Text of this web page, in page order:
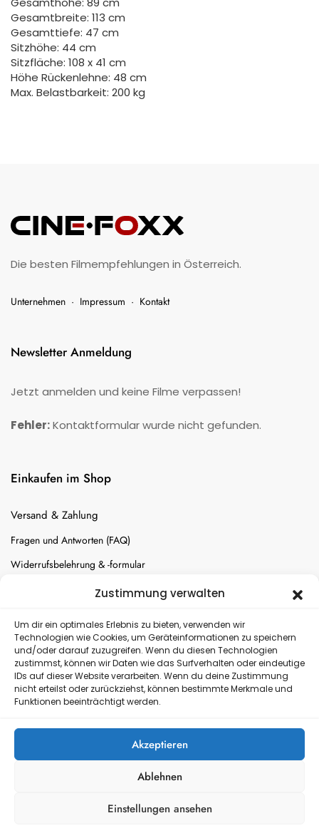
Zustimmung verwalten
Um dir ein optimales Erlebnis zu bieten, verwenden wir
Technologien wie Cookies, um Geräteinformationen zu speichern
und/oder darauf zuzugreifen. Wenn du diesen Technologien
zustimmst, können wir Daten wie das Surfverhalten oder eindeutige
IDs auf dieser Website verarbeiten. Wenn du deine Zustimmung
nicht erteilst oder zurückziehst, können bestimmte Merkmale und
Funktionen beeinträchtigt werden.
Akzeptieren
Ablehnen
Einstellungen ansehen
Gesamtbreite: 113 cm
Gesamttiefe: 47 cm
Sitzhöhe: 44 cm
Sitzfläche: 108 x 41 cm
Höhe Rückenlehne: 48 cm
Max. Belastbarkeit: 200 kg
Die besten Filmempfehlungen in Österreich.
Unternehmen · Impressum · Kontakt
Newsletter Anmeldung
Jetzt anmelden und keine Filme verpassen!
Fehler:Kontaktformular wurde nicht gefunden.
Einkaufen im Shop
Versand & Zahlung
Fragen und Antworten (FAQ)
Widerrufsbelehrung & -formular
Batterien-Entsorgung
Versand
Kostenloser Rückversand